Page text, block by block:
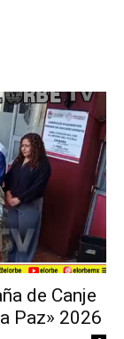
de Canje
Paz» 2026